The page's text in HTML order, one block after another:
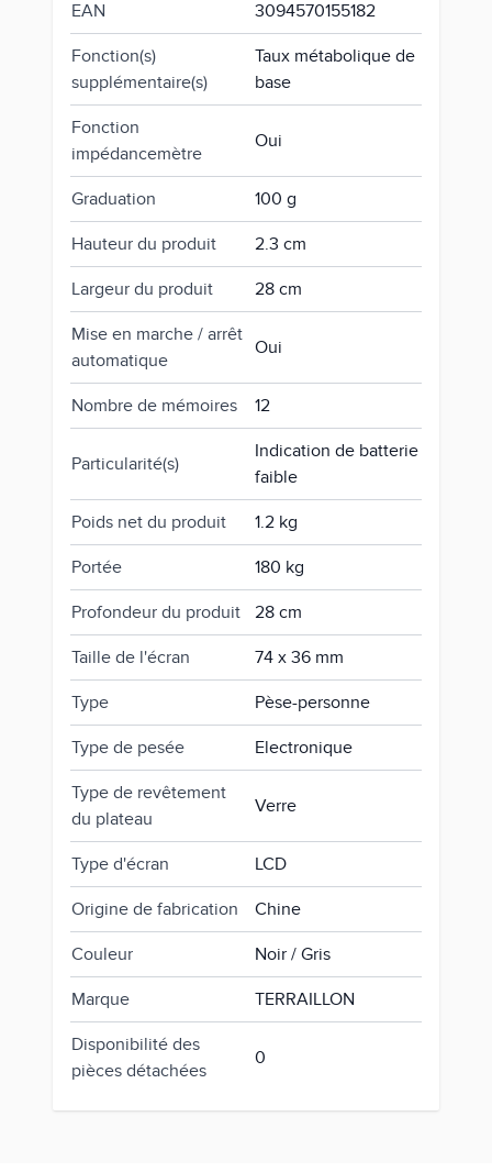
EAN 3094570155182
Fonction(s)
supplémentaire(s)
Taux métabolique de
base
Fonction
impédancemètre
Oui
Graduation 100 g
Hauteur du produit 2.3 cm
Largeur du produit 28 cm
Mise en marche / arrêt
automatique
Oui
Nombre de mémoires 12
Particularité(s)
Indication de batterie
faible
Poids net du produit 1.2 kg
Portée 180 kg
Profondeur du produit 28 cm
Taille de l'écran 74 x 36 mm
Type Pèse-personne
Type de pesée Electronique
Type de revêtement
du plateau
Verre
Type d'écran LCD
Origine de fabrication Chine
Couleur Noir / Gris
Marque TERRAILLON
Disponibilité des
pièces détachées
0